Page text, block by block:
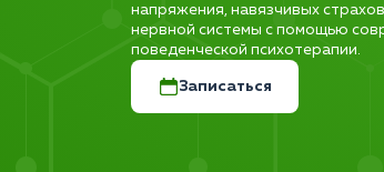
напряжения, навязчивых
нервной системы с помощью
поведенческой психотерапии.
Записаться